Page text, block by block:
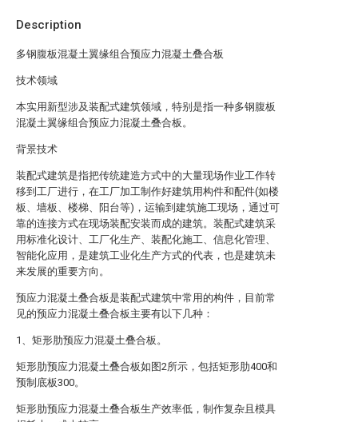
Description
多钢腹板混凝土翼缘组合预应力混凝土叠合板
技术领域
本实用新型涉及装配式建筑领域，特别是指一种多钢腹板
混凝土翼缘组合预应力混凝土叠合板。
背景技术
装配式建筑是指把传统建造方式中的大量现场作业工作转
移到工厂进行，在工厂加工制作好建筑用构件和配件(如楼
板、墙板、楼梯、阳台等)，运输到建筑施工现场，通过可
靠的连接方式在现场装配安装而成的建筑。装配式建筑采
用标准化设计、工厂化生产、装配化施工、信息化管理、
智能化应用，是建筑工业化生产方式的代表，也是建筑未
来发展的重要方向。
预应力混凝土叠合板是装配式建筑中常用的构件，目前常
见的预应力混凝土叠合板主要有以下几种：
1、矩形肋预应力混凝土叠合板。
矩形肋预应力混凝土叠合板如图2所示，包括矩形肋400和
预制底板300。
矩形肋预应力混凝土叠合板生产效率低，制作复杂且模具